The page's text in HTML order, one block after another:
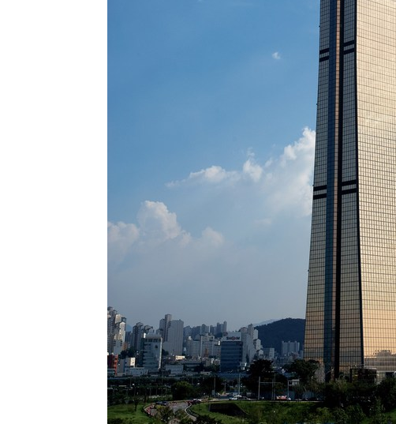
이란, 호르무즈서 "적국 목표물들"과 대치로 남부 케슘섬에서 두차
[속보]美, 폴리실리콘 수입 규제…파생제품 15% 관세, 120일 후 발
[속보] 뉴욕증시, 일제 하락 마감…나스닥 0.06%↓